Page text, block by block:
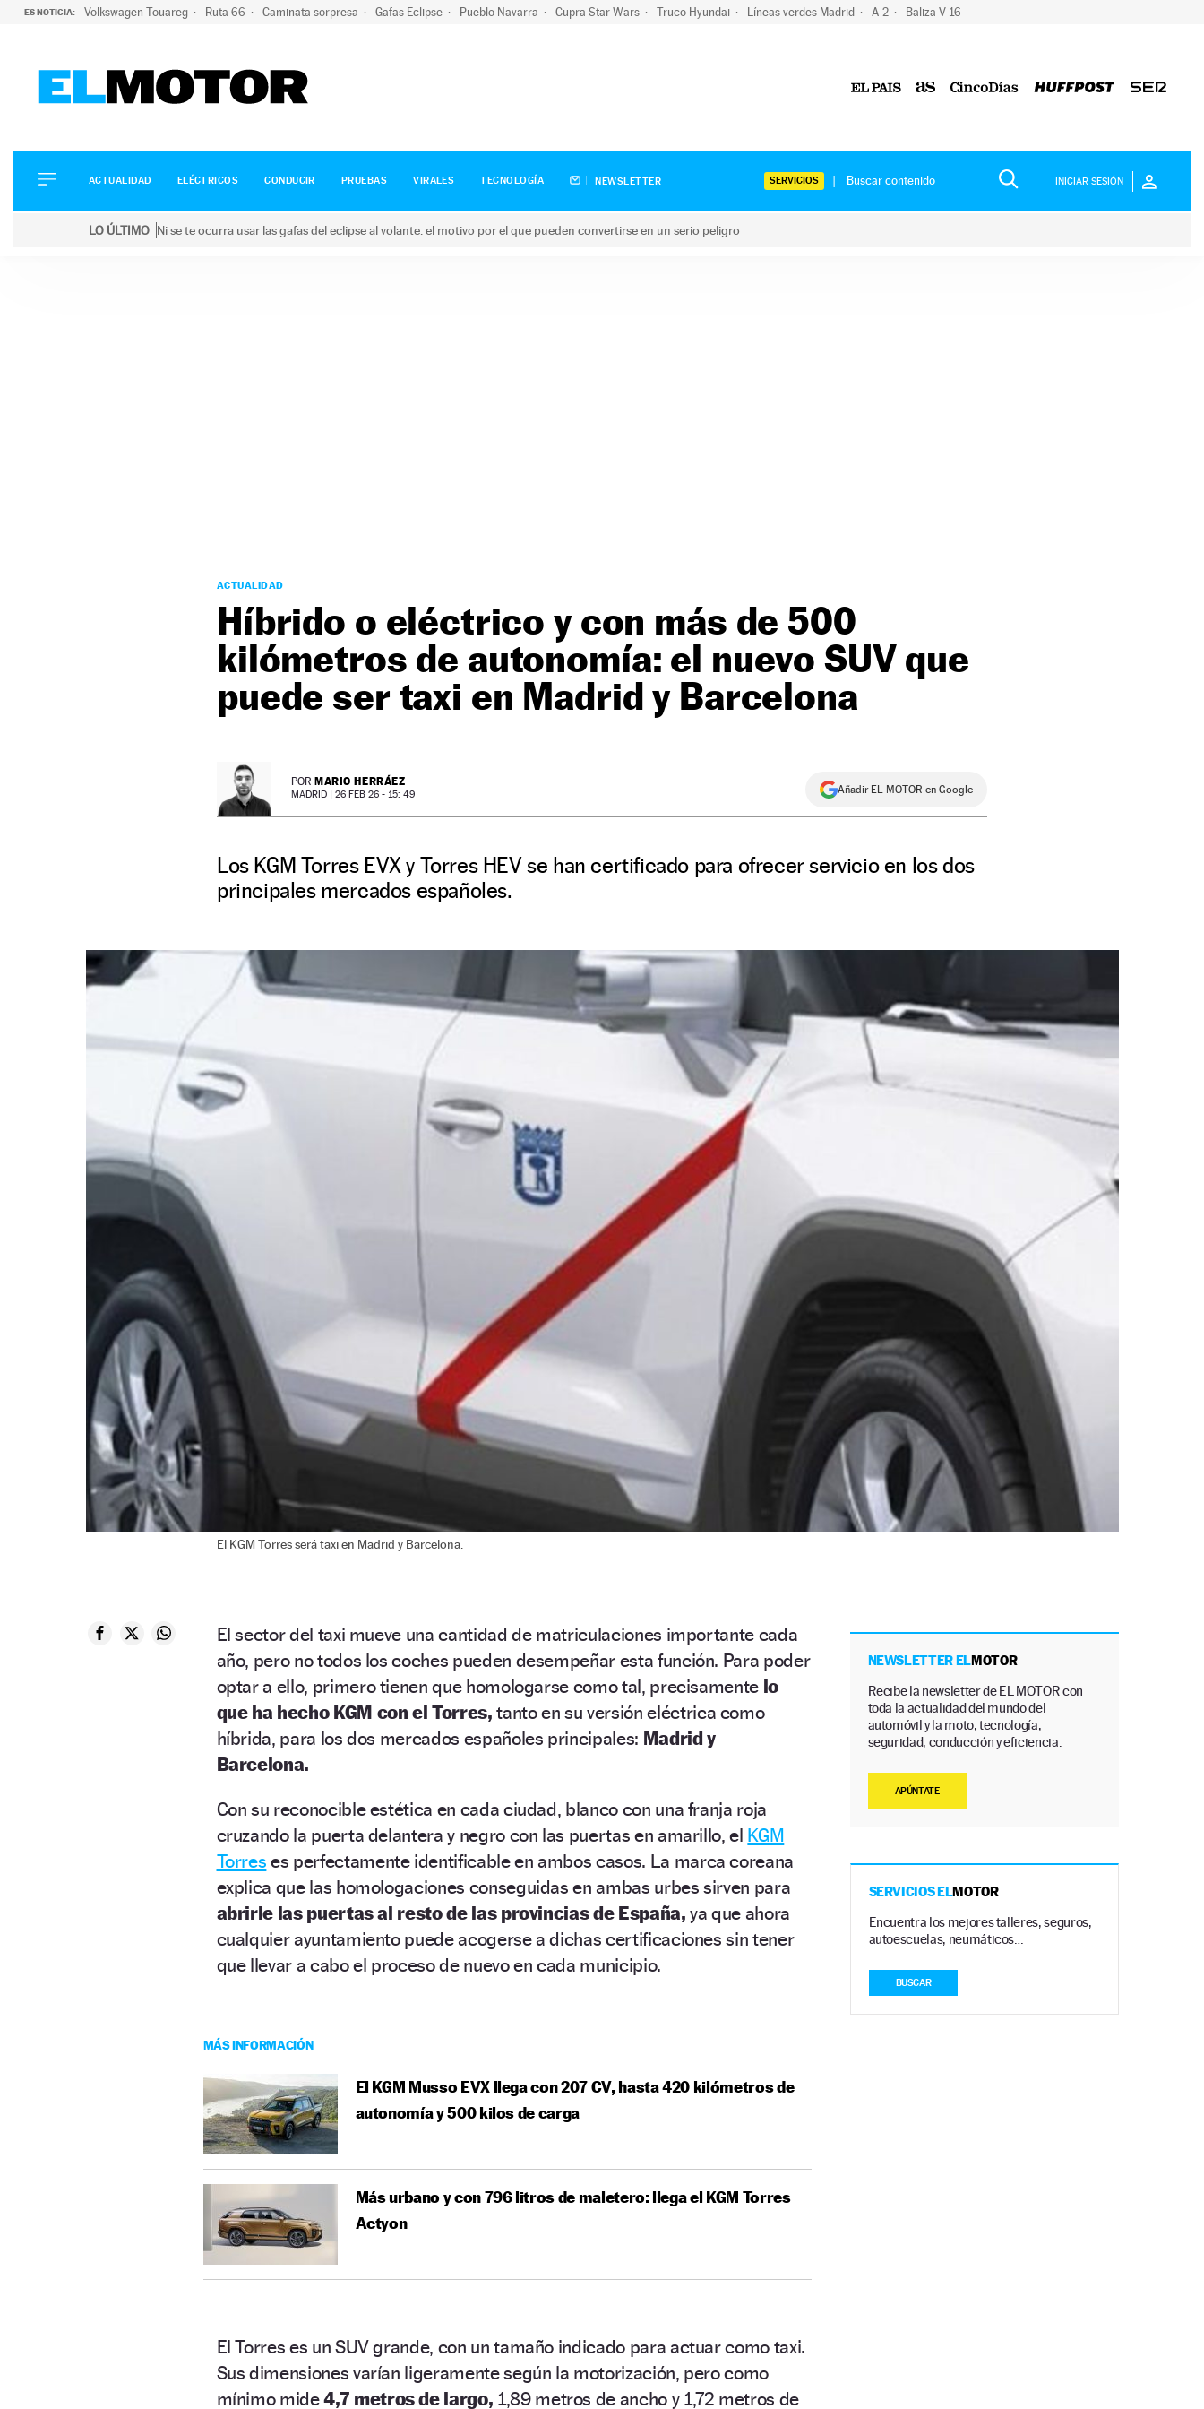
ES NOTICIA: Volkswagen Touareg Ruta 66 Caminata sorpresa Gafas Eclipse Pueblo Navarra Cupra Star Wars Truco Hyundai Líneas verdes Madrid A-2 Baliza V-16
ELÉCTRICOS
CONDUCIR
ACTUALIDAD ELÉCTRICOS CONDUCIR PRUEBAS VIRALES TECNOLOGÍA NEWSLETTER SERVICIOS INICIAR SESIÓN
LO ÚLTIMO Ni se te ocurra usar las gafas del eclipse al volante: el motivo por el que pueden convertirse en un serio peligro
ACTUALIDAD
Híbrido o eléctrico y con más de 500
kilómetros de autonomía: el nuevo SUV que
puede ser taxi en Madrid y Barcelona
POR MARIO HERRÁEZ
MADRID | 26 FEB 26 - 15: 49 Añadir EL MOTOR en Google
Los KGM Torres EVX y Torres HEV se han certificado para ofrecer servicio en los dos
principales mercados españoles.
El KGM Torres será taxi en Madrid y Barcelona.
El sector del taxi mueve una cantidad de matriculaciones importante cada
año, pero no todos los coches pueden desempeñar esta función. Para poder
optar a ello, primero tienen que homologarse como tal, precisamente lo
que ha hecho KGM con el Torres, tanto en su versión eléctrica como
híbrida, para los dos mercados españoles principales: Madrid y
Barcelona.
Con su reconocible estética en cada ciudad, blanco con una franja roja
cruzando la puerta delantera y negro con las puertas en amarillo, el KGM
Torres es perfectamente identificable en ambos casos. La marca coreana
explica que las homologaciones conseguidas en ambas urbes sirven para
abrirle las puertas al resto de las provincias de España, ya que ahora
cualquier ayuntamiento puede acogerse a dichas certificaciones sin tener
que llevar a cabo el proceso de nuevo en cada municipio.
MÁS INFORMACIÓN
El KGM Musso EVX llega con 207 CV, hasta 420 kilómetros de
autonomía y 500 kilos de carga
Más urbano y con 796 litros de maletero: llega el KGM Torres
Actyon
El Torres es un SUV grande, con un tamaño indicado para actuar como taxi.
Sus dimensiones varían ligeramente según la motorización, pero como
mínimo mide4,7 metros de largo, 1,89 metros de ancho y 1,72 metros de
NEWSLETTER ELMOTOR
Recibe la newsletter de EL MOTOR con
toda la actualidad del mundo del
automóvil y la moto, tecnología,
seguridad, conducción y eficiencia.
APÚNTATE
SERVICIOS ELMOTOR
Encuentra los mejores talleres, seguros,
autoescuelas, neumáticos…
BUSCAR